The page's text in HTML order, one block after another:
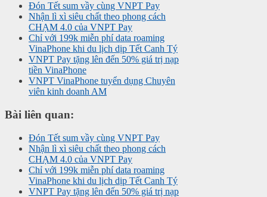
Đón Tết sum vầy cùng VNPT Pay
Nhận lì xì siêu chất theo phong cách
CHẠM 4.0 của VNPT Pay
Chỉ với 199k miễn phí data roaming
VinaPhone khi du lịch dịp Tết Canh Tý
VNPT Pay tặng lên đến 50% giá trị nạp
tiền VinaPhone
VNPT VinaPhone tuyển dụng Chuyên
viên kinh doanh AM
Bài liên quan:
Đón Tết sum vầy cùng VNPT Pay
Nhận lì xì siêu chất theo phong cách
CHẠM 4.0 của VNPT Pay
Chỉ với 199k miễn phí data roaming
VinaPhone khi du lịch dịp Tết Canh Tý
VNPT Pay tặng lên đến 50% giá trị nạp